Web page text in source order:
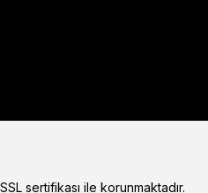
sertifikası ile korunmaktadır.